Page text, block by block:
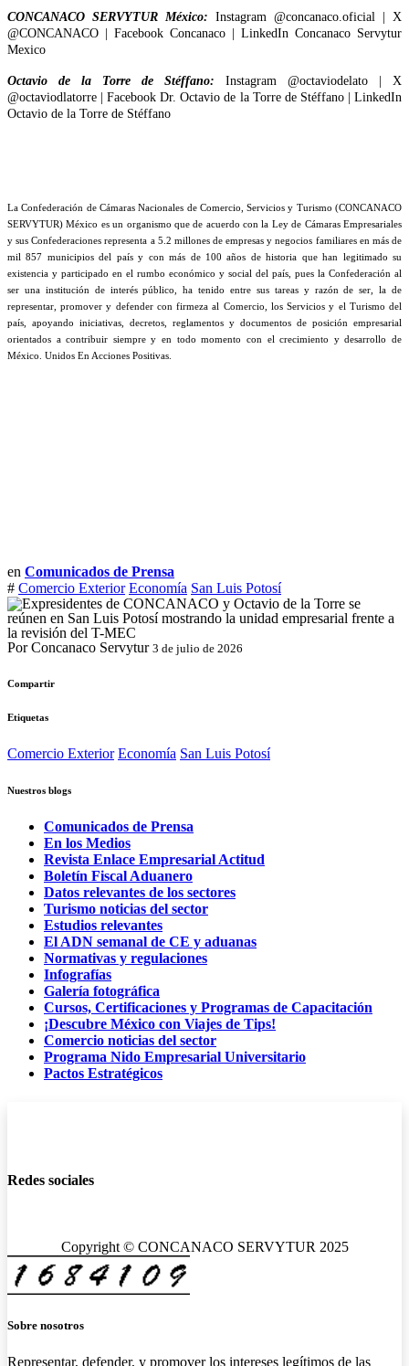
CONCANACO SERVYTUR México: Instagram @concanaco.oficial | X
@CONCANACO | Facebook Concanaco | LinkedIn Concanaco Servytur
Mexico
Octavio de la Torre de Stéffano: Instagram @octaviodelato | X
@octaviodlatorre | Facebook Dr. Octavio de la Torre de Stéffano | LinkedIn
Octavio de la Torre de Stéffano
La Confederación de Cámaras Nacionales de Comercio, Servicios y Turismo (CONCANACO
SERVYTUR) México es un organismo que de acuerdo con la Ley de Cámaras Empresariales
y sus Confederaciones representa a 5.2 millones de empresas y negocios familiares en más de
mil 857 municipios del país y con más de 100 años de historia que han legitimado su
existencia y participado en el rumbo económico y social del país, pues la Confederación al
ser una institución de interés público, ha tenido entre sus tareas y razón de ser, la de
representar, promover y defender con firmeza al Comercio, los Servicios y el Turismo del
país, apoyando iniciativas, decretos, reglamentos y documentos de posición empresarial
orientados a contribuir siempre y en todo momento con el crecimiento y desarrollo de
México. Unidos En Acciones Positivas.
en Comunicados de Prensa
# Comercio Exterior Economía San Luis Potosí
Por Concanaco Servytur 3 de julio de 2026
Compartir
Etiquetas
Comercio Exterior Economía San Luis Potosí
Nuestros blogs
Comunicados de Prensa
En los Medios
Revista Enlace Empresarial Actitud
Boletín Fiscal Aduanero
Datos relevantes de los sectores
Turismo noticias del sector
Estudios relevantes
El ADN semanal de CE y aduanas
Normativas y regulaciones
Infografías
Galería fotográfica
Cursos, Certificaciones y Programas de Capacitación
¡Descubre México con Viajes de Tips!
Comercio noticias del sector
Programa Nido Empresarial Universitario
Pactos Estratégicos
Redes sociales
Copyright © CONCANACO SERVYTUR 2025
Sobre nosotros
Representar, defender, y promover los intereses legítimos de las